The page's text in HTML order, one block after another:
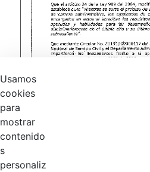
Usamos
cookies
para
mostrar
contenido
s
personaliz